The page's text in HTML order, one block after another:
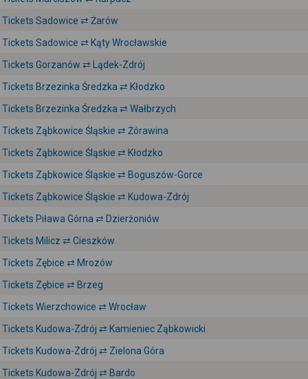
Tickets Sadowice ⇄ Żarów
Tickets Sadowice ⇄ Kąty Wrocławskie
Tickets Gorzanów ⇄ Lądek-Zdrój
Tickets Brzezinka Średzka ⇄ Kłodzko
Tickets Brzezinka Średzka ⇄ Wałbrzych
Tickets Ząbkowice Śląskie ⇄ Żórawina
Tickets Ząbkowice Śląskie ⇄ Kłodzko
Tickets Ząbkowice Śląskie ⇄ Boguszów-Gorce
Tickets Ząbkowice Śląskie ⇄ Kudowa-Zdrój
Tickets Piława Górna ⇄ Dzierżoniów
Tickets Milicz ⇄ Cieszków
Tickets Zębice ⇄ Mrozów
Tickets Zębice ⇄ Brzeg
Tickets Wierzchowice ⇄ Wrocław
Tickets Kudowa-Zdrój ⇄ Kamieniec Ząbkowicki
Tickets Kudowa-Zdrój ⇄ Zielona Góra
Tickets Kudowa-Zdrój ⇄ Bardo